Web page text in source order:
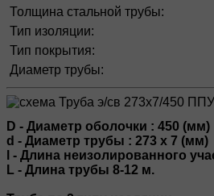
Толщина стальной трубы:
Тип изоляции:
Тип покрытия:
Диаметр трубы:
D - Диаметр оболочки : 450 (мм)
d - Диаметр трубы : 273 х 7 (мм)
l - Длина неизолированного
L - Длина трубы 8-12 м.